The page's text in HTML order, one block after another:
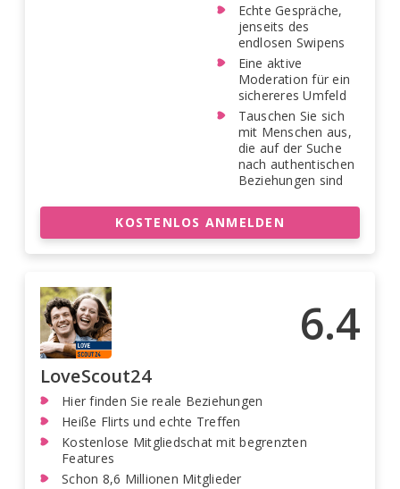
Echte Gespräche,
jenseits des
endlosen Swipens
Eine aktive
Moderation für ein
sichereres Umfeld
Tauschen Sie sich
mit Menschen aus,
die auf der Suche
nach authentischen
Beziehungen sind
KOSTENLOS ANMELDEN
6.4
LoveScout24
Hier finden Sie reale Beziehungen
Heiße Flirts und echte Treffen
Kostenlose Mitgliedschat mit begrenzten
Features
Schon 8,6 Millionen Mitglieder